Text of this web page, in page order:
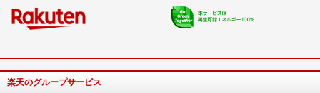
楽天のグループサービス